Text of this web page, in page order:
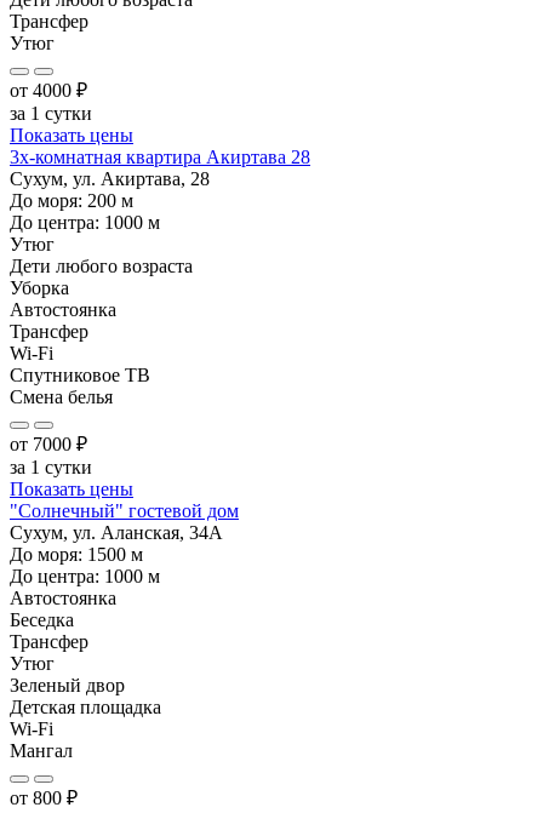
Трансфер
Утюг
от 4000 ₽
за 1 сутки
Показать цены
3х-комнатная квартира Акиртава 28
Сухум, ул. Акиртава, 28
До моря: 200 м
До центра: 1000 м
Утюг
Дети любого возраста
Уборка
Автостоянка
Трансфер
Wi-Fi
Спутниковое ТВ
Смена белья
от 7000 ₽
за 1 сутки
Показать цены
"Солнечный" гостевой дом
Сухум, ул. Аланская, 34А
До моря: 1500 м
До центра: 1000 м
Автостоянка
Беседка
Трансфер
Утюг
Зеленый двор
Детская площадка
Wi-Fi
Мангал
от 800 ₽